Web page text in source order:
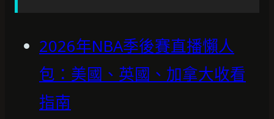
2026年NBA季後賽直播懶人
包：美國、英國、加拿大收看
指南